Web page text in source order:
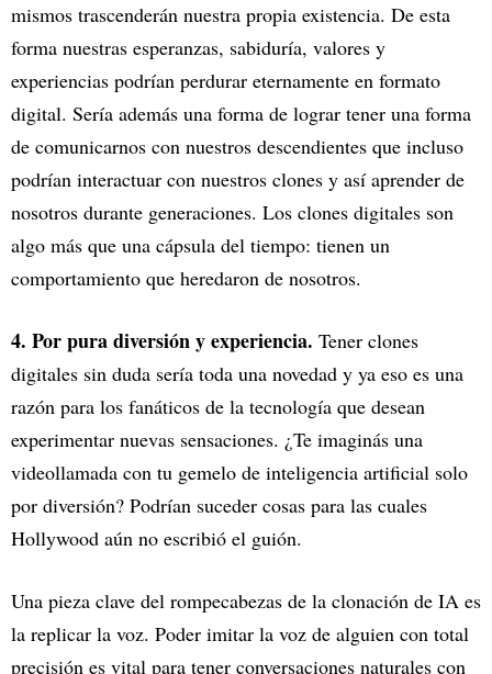
mismos trascenderán nuestra propia existencia. De esta
forma nuestras esperanzas, sabiduría, valores y
experiencias podrían perdurar eternamente en formato
digital. Sería además una forma de lograr tener una forma
de comunicarnos con nuestros descendientes que incluso
podrían interactuar con nuestros clones y así aprender de
nosotros durante generaciones. Los clones digitales son
algo más que una cápsula del tiempo: tienen un
comportamiento que heredaron de nosotros.
4. Por pura diversión y experiencia. Tener clones
digitales sin duda sería toda una novedad y ya eso es una
razón para los fanáticos de la tecnología que desean
experimentar nuevas sensaciones. ¿Te imaginás una
videollamada con tu gemelo de inteligencia artificial solo
por diversión? Podrían suceder cosas para las cuales
Hollywood aún no escribió el guión.
Una pieza clave del rompecabezas de la clonación de IA es
la replicar la voz. Poder imitar la voz de alguien con total
precisión es vital para tener conversaciones naturales con